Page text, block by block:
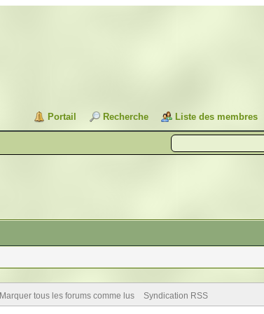
Portail Recherche Liste des membres
Marquer tous les forums comme lus Syndication RSS